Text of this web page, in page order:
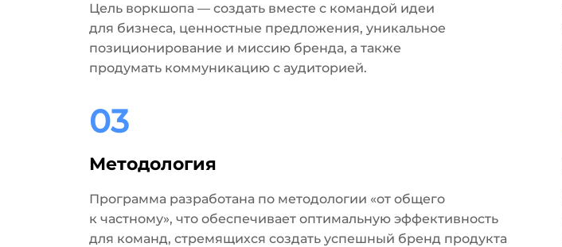
Цель воркшопа — создать вместе с командой идеи
для бизнеса, ценностные предложения, уникальное
позиционирование и миссию бренда, а также
продумать коммуникацию с аудиторией.
03
Методология
Программа разработана по методологии «от общего
к частному», что обеспечивает оптимальную эффективность
для команд, стремящихся создать успешный бренд продукта